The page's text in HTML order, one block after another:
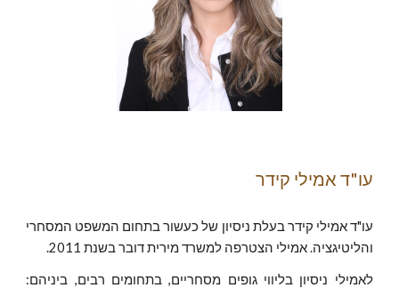
עו"ד אמילי קידר
עו"ד אמילי קידר בעלת ניסיון של כעשור בתחום המשפט המסחרי
והליטיגציה. אמילי הצטרפה למשרד מירית דובר בשנת 2011.
לאמילי ניסיון בליווי גופים מסחריים, בתחומים רבים, ביניהם: